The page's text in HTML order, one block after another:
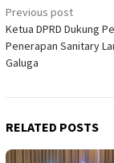
Post
navigation
Previous post
Ketua DPRD Dukung
Penerapan Sanitary
Galuga
RELATED POSTS